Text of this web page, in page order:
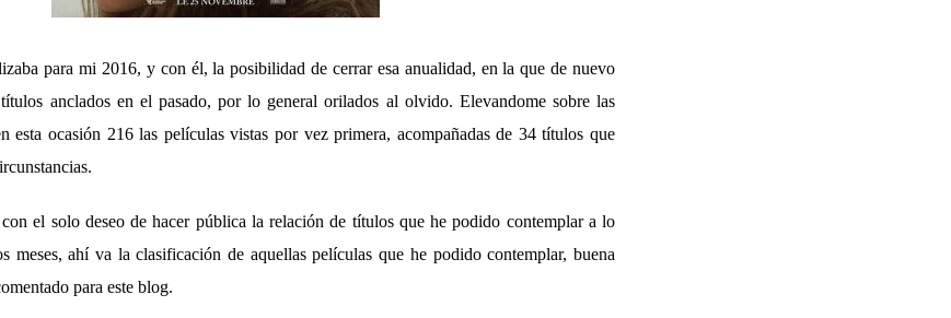
para mi 2016, y con él, la posibilidad de cerrar esa anualidad, en la que de nuevo
anclados en el pasado, por lo general orilados al olvido. Elevandome sobre las
esta ocasión 216 las películas vistas por vez primera, acompañadas de 34 títulos que
el solo deseo de hacer pública la relación de títulos que he podido contemplar a lo
meses, ahí va la clasificación de aquellas películas que he podido contemplar, buena
para este blog.